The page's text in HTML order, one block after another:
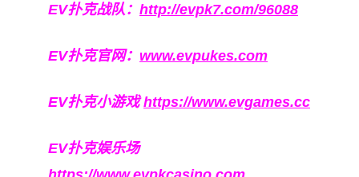
EV扑克战队： http://evpk7.com/96088
EV扑克官网： www.evpukes.com
EV扑克小游戏https://www.evgames.cc
EV扑克娱乐场